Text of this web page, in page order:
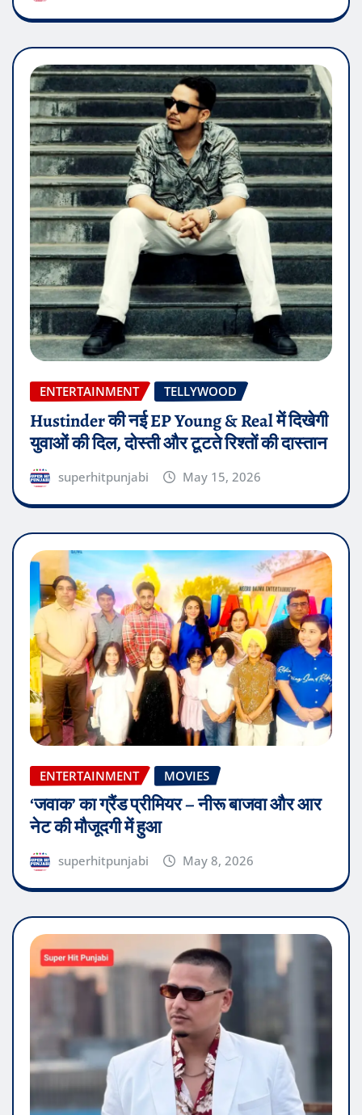
ENTERTAINMENT TELLYWOOD
Hustinder की नई EP Young & Real में दिखेगी
युवाओं की दिल, दोस्ती और टूटते रिश्तों की दास्तान
superhitpunjabi May 15, 2026
ENTERTAINMENT MOVIES
‘जवाक’ का ग्रैंड प्रीमियर – नीरू बाजवा और आर
नेट की मौजूदगी में हुआ
superhitpunjabi May 8, 2026